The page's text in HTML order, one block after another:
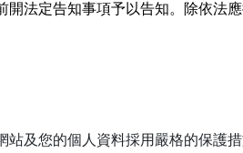
法定告知事項予以告知。除依法
及您的個人資料採用嚴格的保護